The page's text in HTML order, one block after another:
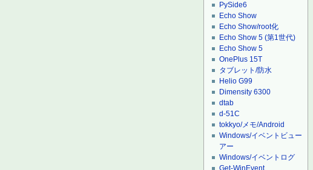
PySide6
Echo Show
Echo Show/root化
Echo Show 5 (第1世代)
Echo Show 5
OnePlus 15T
タブレット/防水
Helio G99
Dimensity 6300
dtab
d-51C
tokkyo/メモ/Android
Windows/イベントビュー
アー
Windows/イベントログ